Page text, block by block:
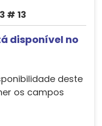
# 13
disponível no
deste
os campos